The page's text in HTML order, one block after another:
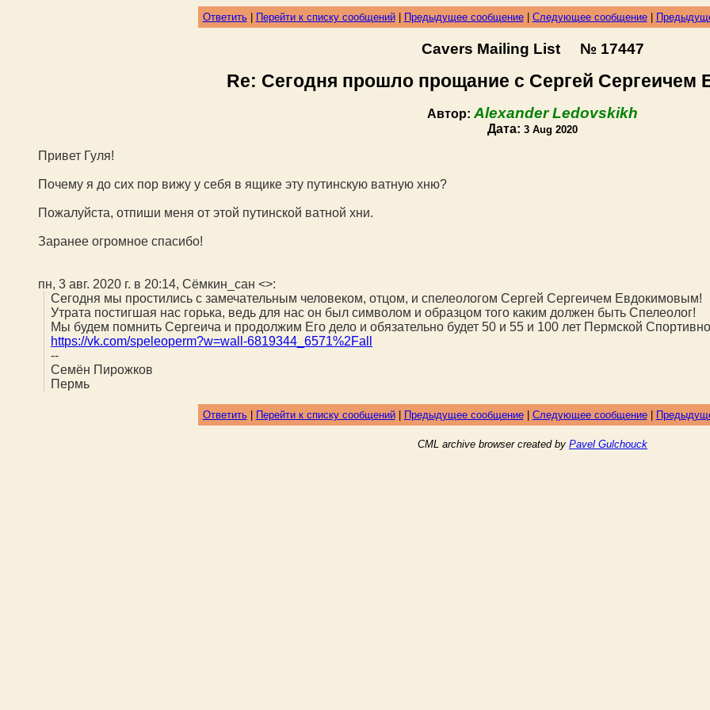
Ответить| Перейти к списку сообщений| Предыдущее сообщение| Следующее сообщение|
Cavers Mailing List № 17447
Re: Сегодня прошло прощание с Сергей
Автор: Alexander Ledovskikh
Дата: 3 Aug 2020
Привет Гуля!
Почему я до сих пор вижу у себя в ящике эту путинскую ватную хню?
Пожалуйста, отпиши меня от этой путинской ватной хни.
Заранее огромное спасибо!
пн, 3 авг. 2020 г. в 20:14, Сёмкин_сан <>:
Сегодня мы простились с замечательным человеком, отцом, и спелеологом Сергей Сергеичем Евдокимовым!
Утрата постигшая нас горька, ведь для нас он был символом и образцом того каким должен быть Спелеолог!
Мы будем помнить Сергеича и продолжим Его дело и обязательно будет 50 и 55 и 100 лет Пермской
https://vk.com/speleoperm?w=wall-6819344_6571%2Fall
--
Семён Пирожков
Пермь
Ответить| Перейти к списку сообщений| Предыдущее сообщение| Следующее сообщение|
CML archive browser created by Pavel Gulchouck